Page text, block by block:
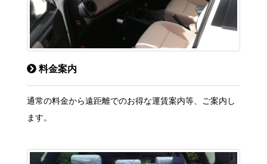
料金案内
通常の料金から遠距離でのお得な運賃案内等、ご案内し
ます。